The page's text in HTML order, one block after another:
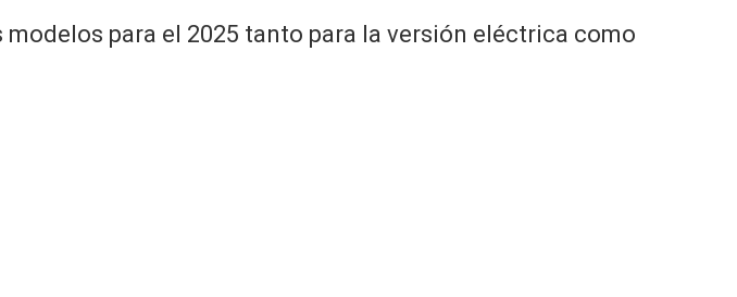
para el 2025 tanto para la versión eléctrica como